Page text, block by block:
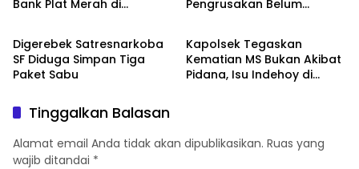
Bank Plat Merah di
Pengrusakan Belum
Hukum & Kriminal
Digerebek Satresnarkoba
SF Diduga Simpan Tiga
Paket Sabu
Hukum & Kriminal
Kapolsek Tegaskan
Kematian MS Bukan Akibat
Pidana, Isu Indehoy di
Tinggalkan Balasan
Alamat email Anda tidak akan dipublikasikan. Ruas yang
wajib ditandai *